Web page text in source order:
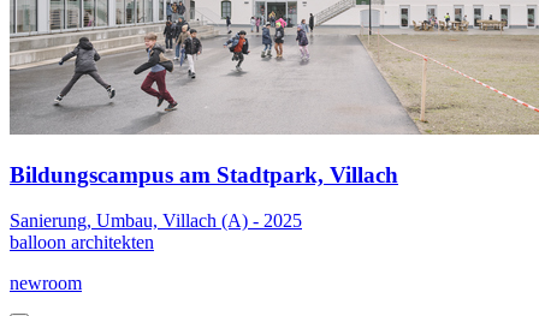
Bildungscampus am Stadtpark, Villach
Sanierung, Umbau, Villach (A) - 2025
balloon architekten
newroom